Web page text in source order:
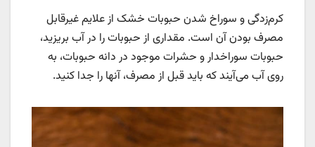
ﻛﺮم‌زدگی و ﺳﻮراخ ﺷﺪن ﺣﺒﻮﺑﺎت خشک از ﻋﻼﻳﻢ ﻏﻴﺮﻗﺎﺑﻞ
ﻣﺼﺮف ﺑﻮدن آن اﺳﺖ. مقداری از حبوبات را در آب بریزید،
حبوبات سوراخ‏دار و حشرات موجود در دانه حبوبات، به
روی آب می‌آیند که باید قبل از مصرف، آنها را جدا کنید.